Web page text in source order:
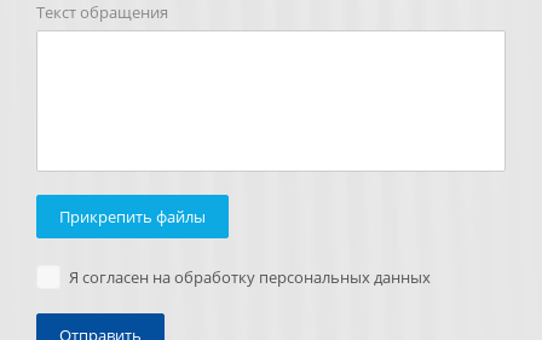
Текст обращения
Прикрепить файлы
Я согласен на обработку персональных данных